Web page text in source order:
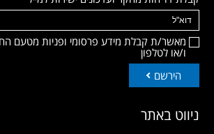
מאשר/ת קבלת מידע פרסומי ופניות מטעם
ו/או לטלפון
הירשם
ניווט באתר